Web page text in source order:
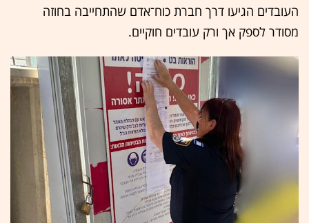
העובדים הגיעו דרך חברת כוח־אדם שהתחייבה בחוזה
מסודר לספק אך ורק עובדים חוקיים.